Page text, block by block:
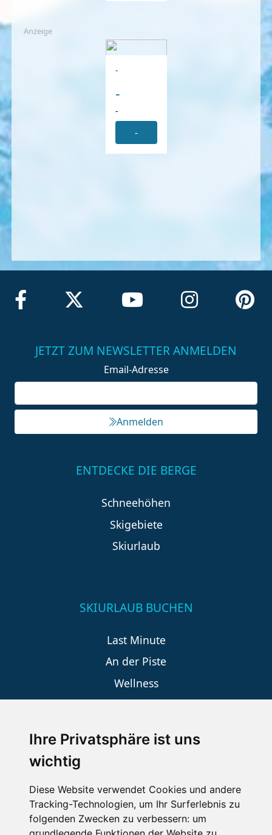
Ihre Privatsphäre ist uns
wichtig
Diese Website verwendet Cookies und andere
Tracking-Technologien, um Ihr Surferlebnis zu
folgenden Zwecken zu verbessern: um
Anzeige
-
-
-
-
JETZT ZUM NEWSLETTER ANMELDEN
Email-Adresse
Anmelden
ENTDECKE DIE BERGE
Schneehöhen
Skigebiete
Skiurlaub
SKIURLAUB BUCHEN
Last Minute
An der Piste
Wellness
SCHNEEHÖHEN SKI APP
Die Schneehoehen Ski APP für iOS und Android - Ein
Muss für alle Wintersportler und Schneefreaks!